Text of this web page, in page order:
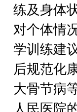
练及身体
对个体情
学训练建
后规范化
大骨节病
人民医院